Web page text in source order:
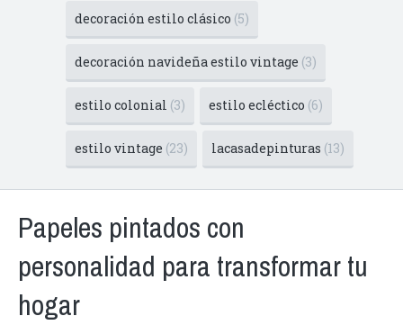
decoración estilo clásico (5)
decoración navideña estilo vintage (3)
estilo colonial (3) estilo ecléctico (6)
estilo vintage (23) lacasadepinturas (13)
Papeles pintados con
personalidad para transformar tu
hogar